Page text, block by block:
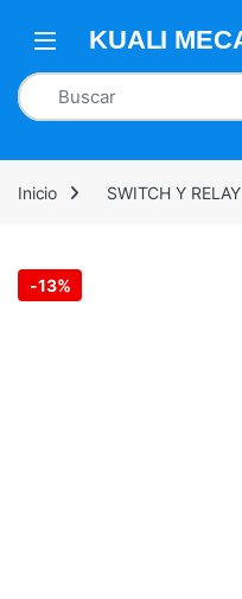
Inicio SWITCH Y RELAY
-13%